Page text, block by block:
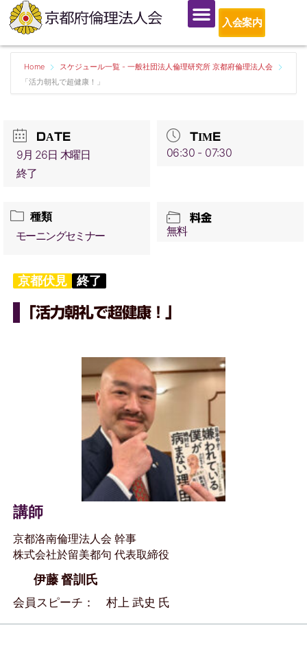
入会案内
Home
スケジュール一覧 - 一般社団法人倫理研究所 京都府倫理法人会
「活力朝礼で超健康！」
DATE
9月 26日 木曜日
終了
TIME
06:30 - 07:30
種類
モーニングセミナー
料金
無料
京都伏見 終了
「活力朝礼で超健康！」
講師
京都洛南倫理法人会 幹事
株式会社於留美都句 代表取締役
伊藤 督訓氏
会員スピーチ： 村上 武史 氏